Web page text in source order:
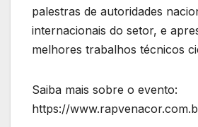
palestras de autoridades
internacionais do setor, e
melhores trabalhos técnicos
Saiba mais sobre o evento:
https://